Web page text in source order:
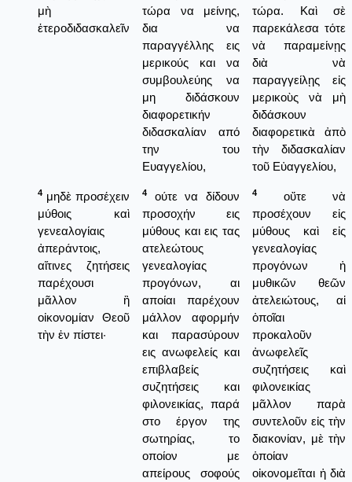
μὴ
ἑτεροδιδασκαλεῖν
τώρα να μείνης,
δια να
παραγγέλλης εις
μερικούς και να
συμβουλεύης να
μη διδάσκουν
διαφορετικήν
διδασκαλίαν από
την του
Ευαγγελίου,
τώρα. Καὶ σὲ
παρεκάλεσα τότε
νὰ παραμείνῃς
διὰ νὰ
παραγγείλῃς εἰς
μερικοὺς νὰ μὴ
διδάσκουν
διαφορετικὰ ἀπὸ
τὴν διδασκαλίαν
τοῦ Εὐαγγελίου,
4 μηδὲ προσέχειν
μύθοις καὶ
γενεαλογίαις
ἀπεράντοις,
αἵτινες ζητήσεις
παρέχουσι
μᾶλλον ἢ
οἰκονομίαν Θεοῦ
τὴν ἐν πίστει·
4
ούτε να δίδουν
προσοχήν εις
μύθους και εις τας
ατελεώτους
γενεαλογίας
προγόνων, αι
αποίαι παρέχουν
μάλλον αφορμήν
και παρασύρουν
εις ανωφελείς και
επιβλαβείς
συζητήσεις και
φιλονεικίας, παρά
στο έργον της
σωτηρίας, το
οποίον με
απείρους σοφούς
4
οὔτε νὰ
προσέχουν εἰς
μύθους καὶ εἰς
γενεαλογίας
προγόνων ἡ
μυθικῶν θεῶν
ἀτελειώτους, αἱ
ὁποῖαι
προκαλοῦν
ἀνωφελεῖς
συζητήσεις καὶ
φιλονεικίας
μᾶλλον παρὰ
συντελοῦν εἰς τὴν
διακονίαν, μὲ τὴν
ὁποίαν
οἰκονομεῖται ἡ διὰ